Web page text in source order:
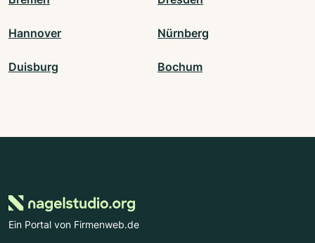
Hannover Nürnberg
Duisburg Bochum
Ein Portal von Firmenweb.de